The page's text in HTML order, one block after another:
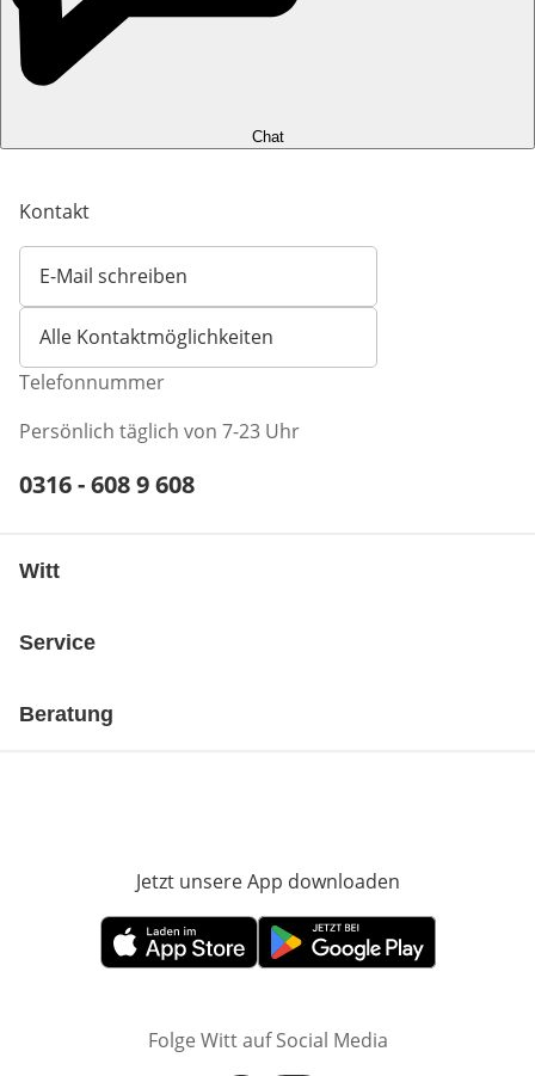
Chat
Kontakt
E-Mail schreiben
Öffnet E-Mail-Client
Alle Kontaktmöglichkeiten
Telefonnummer
Persönlich täglich von 7-23 Uhr
Telefonnummer:
0316 - 608 9 608
Witt
Service
Beratung
Jetzt unsere App downloaden
Öffnet in neuem FensterÖffnet in neuem Fenster
Folge Witt auf Social Media